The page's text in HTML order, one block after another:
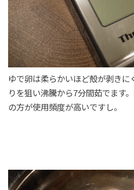
ゆで卵は柔らかいほど殻が剥き
りを狙い沸騰から7分間茹でます
の方が使用頻度が高いですし。